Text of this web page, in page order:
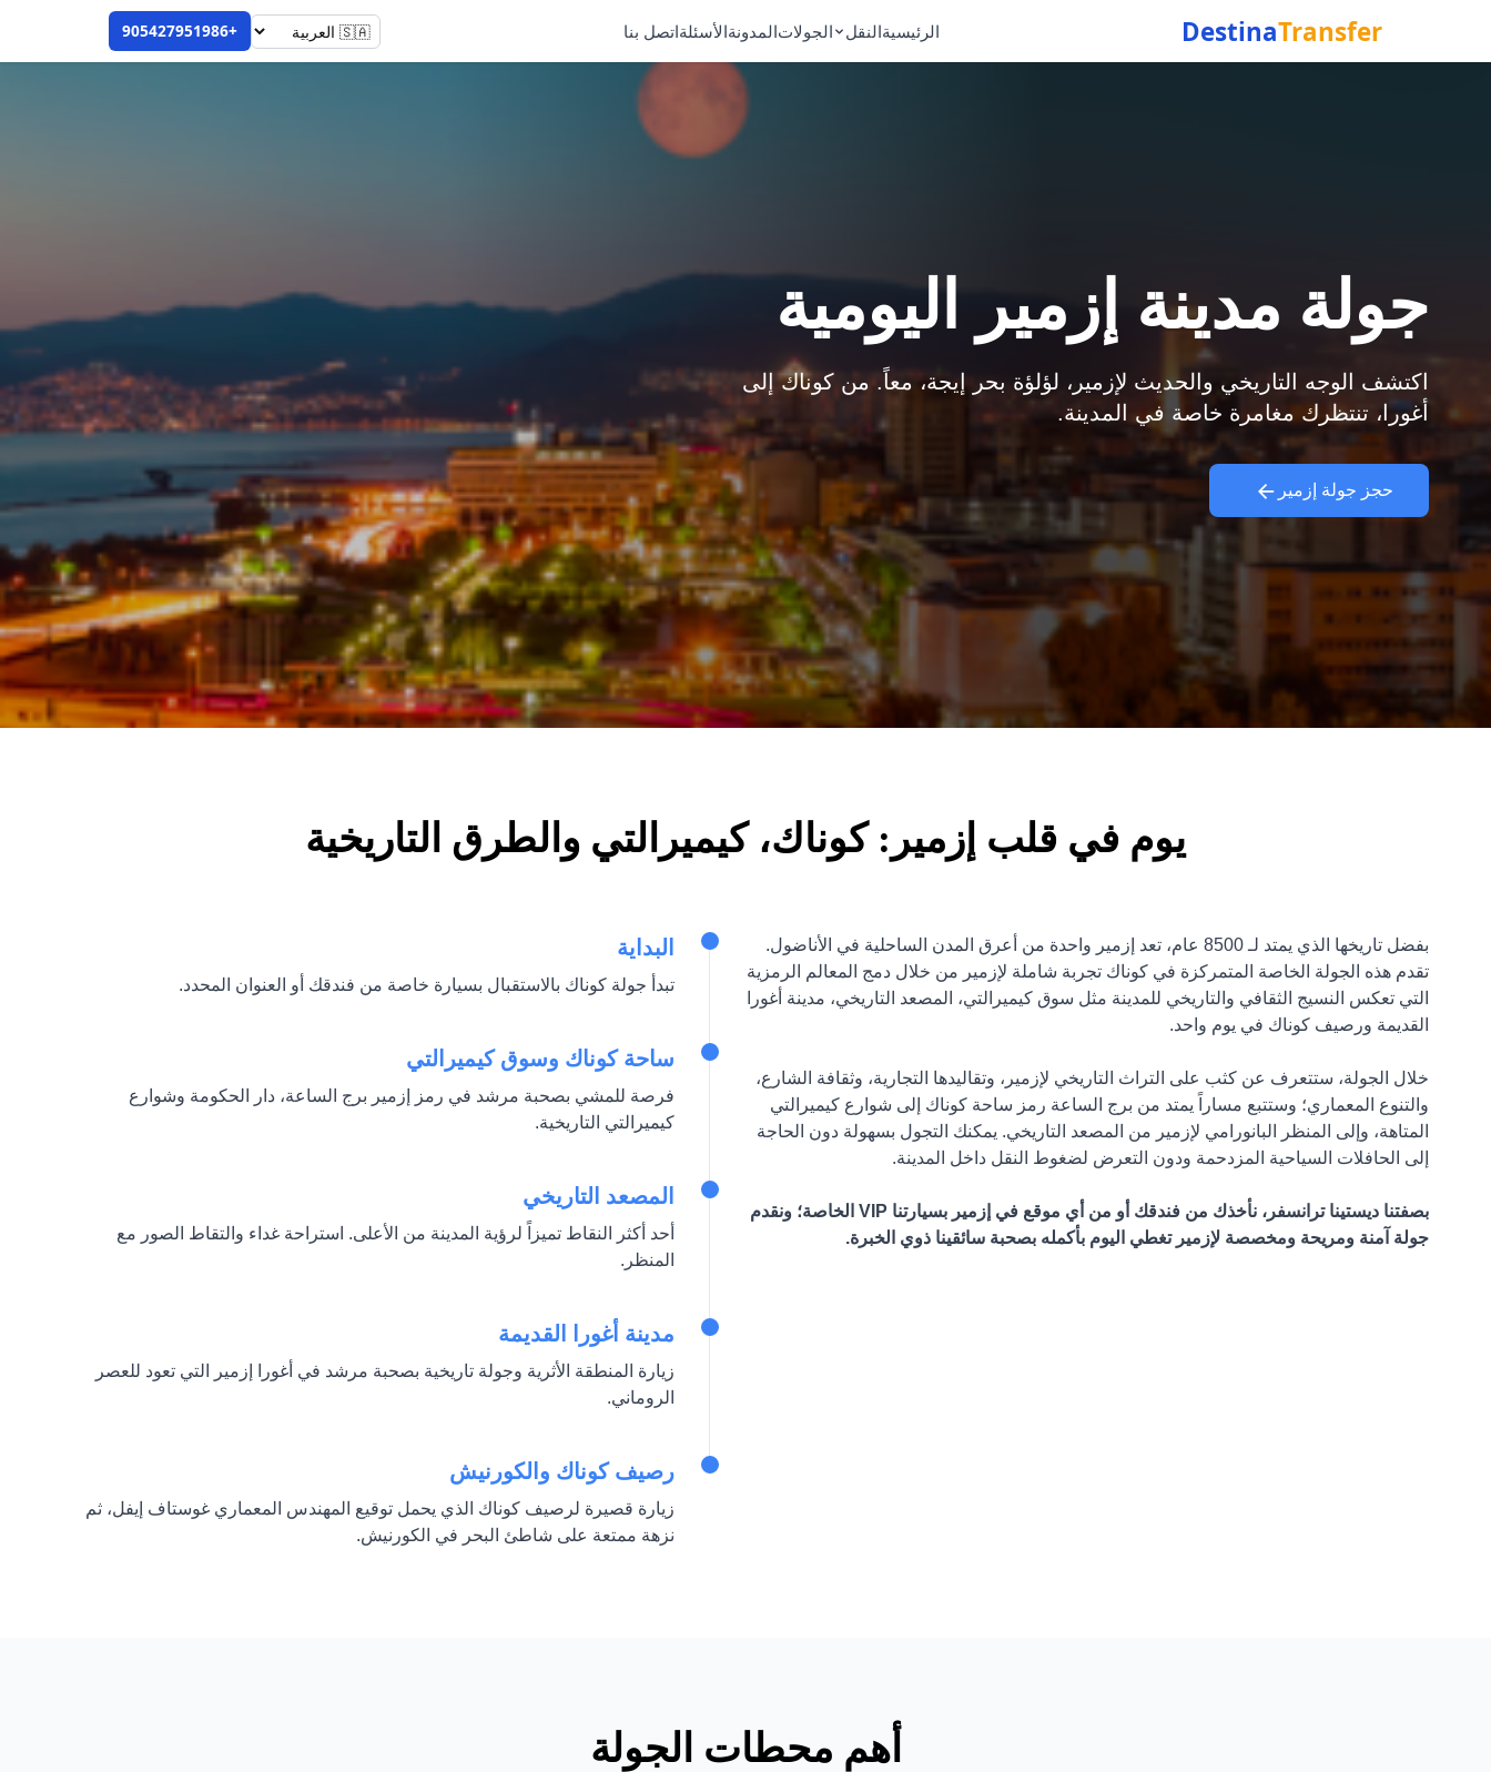
DestinaTransfer الرئيسيةالنقل الجولاتالمدونةالأسئلةاتصل بنا +905427951986
جولة مدينة إزمير اليومية
اكتشف الوجه التاريخي والحديث لإزمير، لؤلؤة بحر إيجة، معاً. من كوناك إلى
أغورا، تنتظرك مغامرة خاصة في المدينة.
حجز جولة إزمير
يوم في قلب إزمير: كوناك، كيميرالتي والطرق التاريخية
بفضل تاريخها الذي يمتد لـ 8500 عام، تعد إزمير واحدة من أعرق المدن الساحلية في الأناضول.
تقدم هذه الجولة الخاصة المتمركزة في كوناك تجربة شاملة لإزمير من خلال دمج المعالم الرمزية
التي تعكس النسيج الثقافي والتاريخي للمدينة مثل سوق كيميرالتي، المصعد التاريخي، مدينة أغورا
القديمة ورصيف كوناك في يوم واحد.
خلال الجولة، ستتعرف عن كثب على التراث التاريخي لإزمير، وتقاليدها التجارية، وثقافة الشارع،
والتنوع المعماري؛ وستتبع مساراً يمتد من برج الساعة رمز ساحة كوناك إلى شوارع كيميرالتي
المتاهة، وإلى المنظر البانورامي لإزمير من المصعد التاريخي. يمكنك التجول بسهولة دون الحاجة
إلى الحافلات السياحية المزدحمة ودون التعرض لضغوط النقل داخل المدينة.
بصفتنا ديستينا ترانسفر، نأخذك من فندقك أو من أي موقع في إزمير بسيارتنا VIP الخاصة؛ ونقدم
جولة آمنة ومريحة ومخصصة لإزمير تغطي اليوم بأكمله بصحبة سائقينا ذوي الخبرة.
البداية
تبدأ جولة كوناك بالاستقبال بسيارة خاصة من فندقك أو العنوان المحدد.
ساحة كوناك وسوق كيميرالتي
فرصة للمشي بصحبة مرشد في رمز إزمير برج الساعة، دار الحكومة وشوارع
كيميرالتي التاريخية.
المصعد التاريخي
أحد أكثر النقاط تميزاً لرؤية المدينة من الأعلى. استراحة غداء والتقاط الصور مع
المنظر.
مدينة أغورا القديمة
زيارة المنطقة الأثرية وجولة تاريخية بصحبة مرشد في أغورا إزمير التي تعود للعصر
الروماني.
رصيف كوناك والكورنيش
زيارة قصيرة لرصيف كوناك الذي يحمل توقيع المهندس المعماري غوستاف إيفل، ثم
نزهة ممتعة على شاطئ البحر في الكورنيش.
أهم محطات الجولة